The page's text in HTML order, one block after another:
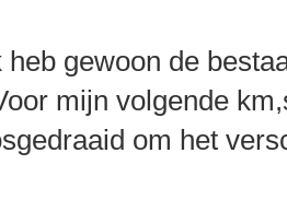
heb gewoon de
mijn volgende
om het